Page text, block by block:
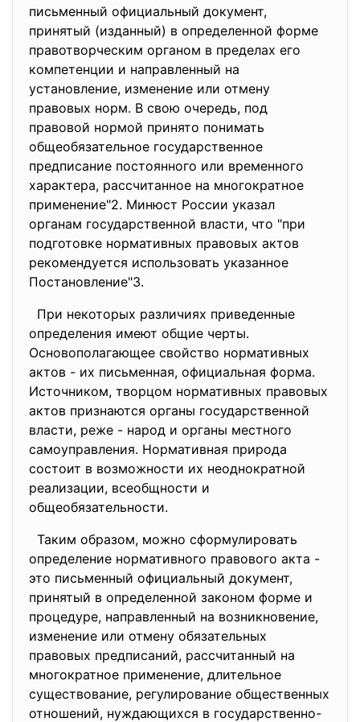
письменный официальный документ,
принятый (изданный) в определенной форме
правотворческим органом в пределах его
компетенции и направленный на
установление, изменение или отмену
правовых норм. В свою очередь, под
правовой нормой принято понимать
общеобязательное государственное
предписание постоянного или временного
характера, рассчитанное на многократное
применение"2. Минюст России указал
органам государственной власти, что "при
подготовке нормативных правовых актов
рекомендуется использовать указанное
Постановление"3.
При некоторых различиях приведенные
определения имеют общие черты.
Основополагающее свойство нормативных
актов - их письменная, официальная форма.
Источником, творцом нормативных правовых
актов признаются органы государственной
власти, реже - народ и органы местного
самоуправления. Нормативная природа
состоит в возможности их неоднократной
реализации, всеобщности и
общеобязательности.
Таким образом, можно сформулировать
определение нормативного правового акта -
это письменный официальный документ,
принятый в определенной законом форме и
процедуре, направленный на возникновение,
изменение или отмену обязательных
правовых предписаний, рассчитанный на
многократное применение, длительное
существование, регулирование общественных
отношений, нуждающихся в государственно-